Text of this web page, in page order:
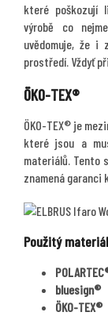
které poškozují
výrobě co
uvědomuje, že i
prostředí. Vždyť
ÖKO-TEX®
ÖKO-TEX® je
které jsou a
materiálů. Tento
znamená garanci
Použitý
bluesign®
ÖKO-TEX®